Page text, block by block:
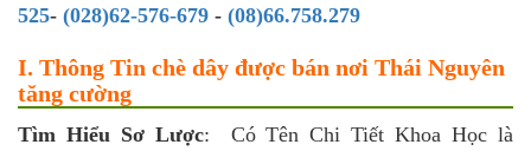
525- (028)62-576-679 - (08)66.758.279
I. Thông Tin chè dây được bán nơi Thái Nguyên
tăng cường
Tìm Hiểu Sơ Lược: Có Tên Chi Tiết Khoa Học là